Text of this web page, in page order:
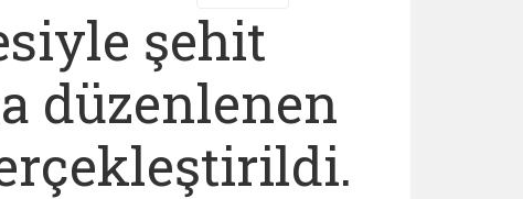
şehit
düzenlenen